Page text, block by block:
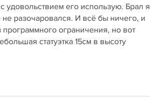
удовольствием его использую. Брал я
разочаровался. И всё бы ничего, и
ограничения, но вот
статуэтка 15см в высоту